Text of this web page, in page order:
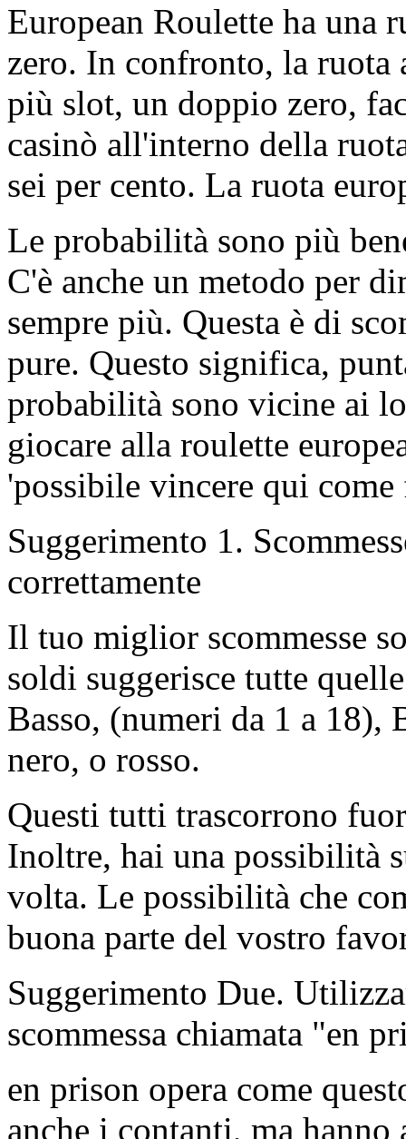
European Roulette ha una
zero. In confronto, la ruota
più slot, un doppio zero,
casinò all'interno della
sei per cento. La ruota
Le probabilità sono più
C'è anche un metodo per
sempre più. Questa è di
pure. Questo significa,
probabilità sono vicine ai
giocare alla roulette
'possibile vincere qui come
Suggerimento 1.
correttamente
Il tuo miglior scommesse
soldi suggerisce tutte
Basso, (numeri da 1 a
nero, o rosso.
Questi tutti trascorrono
Inoltre, hai una possibilità
volta. Le possibilità che
buona parte del vostro
Suggerimento Due.
scommessa chiamata "en
en prison opera come
anche i contanti, ma